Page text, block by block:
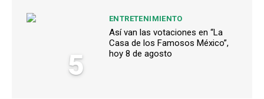
5
ENTRETENIMIENTO
Así van las votaciones en “La
Casa de los Famosos México”,
hoy 8 de agosto